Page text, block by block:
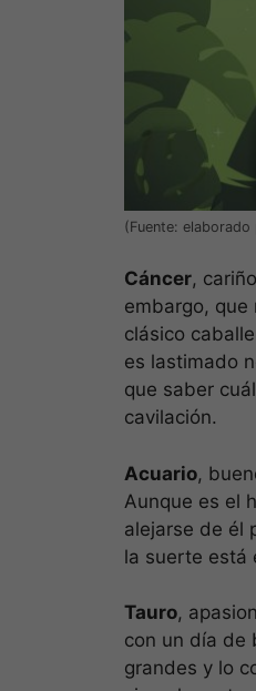
(Fuente:
Cáncer,
embargo, que
clásico
es lastimado
que saber
cavilación.
Acuario,
Aunque es el
alejarse de él
la suerte está
Tauro,
con un día de
grandes y lo